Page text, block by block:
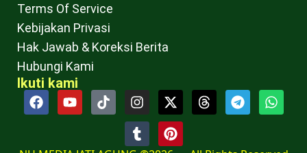
Terms Of Service
Kebijakan Privasi
Hak Jawab & Koreksi Berita
Hubungi Kami
Ikuti kami